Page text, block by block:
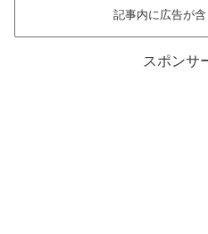
記事内に広告が含
スポンサ